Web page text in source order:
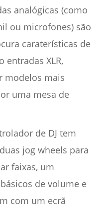
analógicas (como
ou microfones) são
caraterísticas de
entradas XLR,
modelos mais
uma mesa de
de DJ tem
jog wheels para
faixas, um
de volume e
com um ecrã